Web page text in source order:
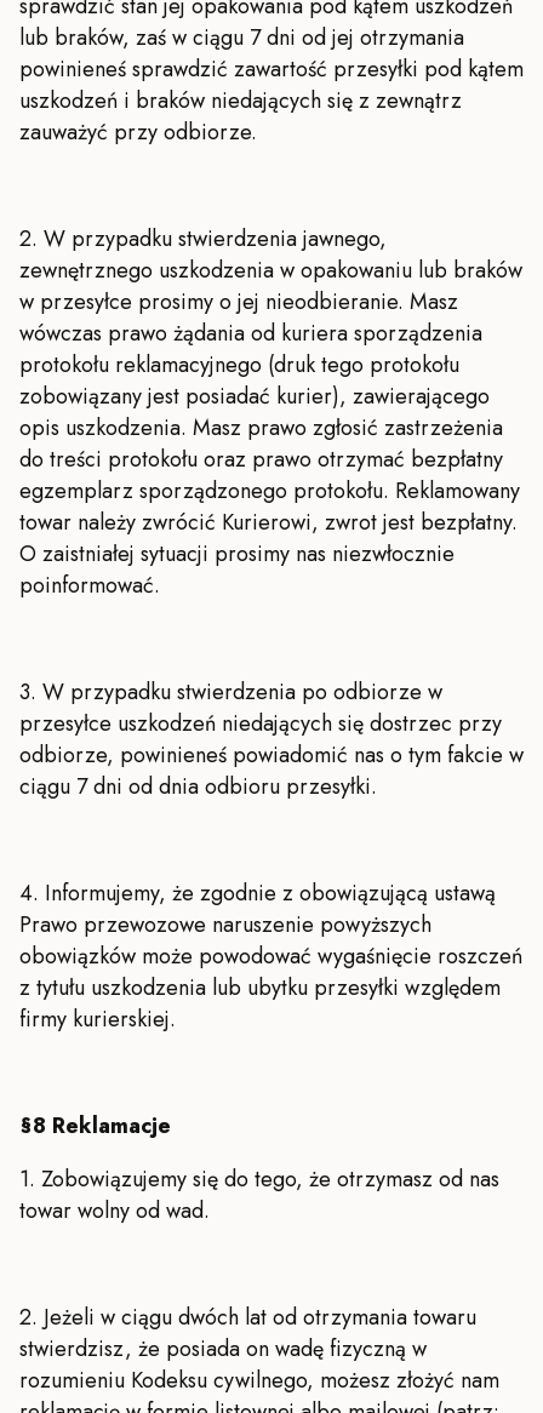
lub braków, zaś w ciągu 7 dni od jej otrzymania
powinieneś sprawdzić zawartość przesyłki pod kątem
uszkodzeń i braków niedających się z zewnątrz
zauważyć przy odbiorze.
2. W przypadku stwierdzenia jawnego,
zewnętrznego uszkodzenia w opakowaniu lub braków
w przesyłce prosimy o jej nieodbieranie. Masz
wówczas prawo żądania od kuriera sporządzenia
protokołu reklamacyjnego (druk tego protokołu
zobowiązany jest posiadać kurier), zawierającego
opis uszkodzenia. Masz prawo zgłosić zastrzeżenia
do treści protokołu oraz prawo otrzymać bezpłatny
egzemplarz sporządzonego protokołu. Reklamowany
towar należy zwrócić Kurierowi, zwrot jest bezpłatny.
O zaistniałej sytuacji prosimy nas niezwłocznie
poinformować.
3. W przypadku stwierdzenia po odbiorze w
przesyłce uszkodzeń niedających się dostrzec przy
odbiorze, powinieneś powiadomić nas o tym fakcie w
ciągu 7 dni od dnia odbioru przesyłki.
4. Informujemy, że zgodnie z obowiązującą ustawą
Prawo przewozowe naruszenie powyższych
obowiązków może powodować wygaśnięcie roszczeń
z tytułu uszkodzenia lub ubytku przesyłki względem
firmy kurierskiej.
§8 Reklamacje
1. Zobowiązujemy się do tego, że otrzymasz od nas
towar wolny od wad.
2. Jeżeli w ciągu dwóch lat od otrzymania towaru
stwierdzisz, że posiada on wadę fizyczną w
rozumieniu Kodeksu cywilnego, możesz złożyć nam